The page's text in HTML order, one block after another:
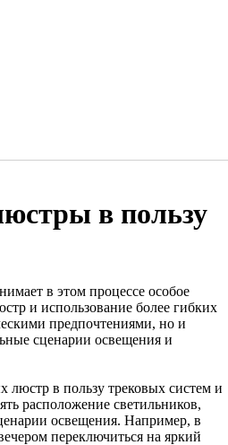
в пользу
в этом процессе особое
и использование более гибких
предпочтениями, но и
сценарии освещения и
люстр в пользу трековых систем и
расположение светильников,
освещения. Например, в
переключиться на яркий